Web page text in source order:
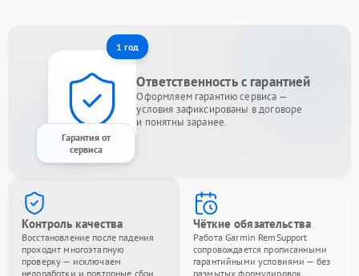
1 год
Гарантия от
сервиса
Ответственность с гарантией
Оформляем гарантию сервиса —
условия зафиксированы в договоре
и понятны заранее.
Контроль качества
Восстановление после падения
проходит многоэтапную
проверку — исключаем
недоработки и повторные сбои.
Чёткие обязательства
Работа Garmin RemSupport
сопровождается прописанными
гарантийными условиями — без
размытых формулировок.